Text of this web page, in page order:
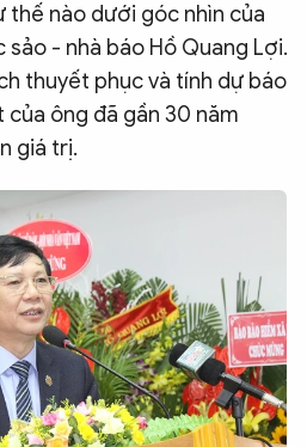
thế nào dưới góc nhìn của
sảo - nhà báo Hồ Quang Lợi.
thuyết phục và tính dự báo
ông đã gần 30 năm
giá trị.